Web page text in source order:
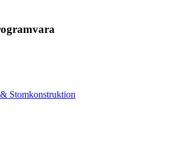
Stomkonstruktion